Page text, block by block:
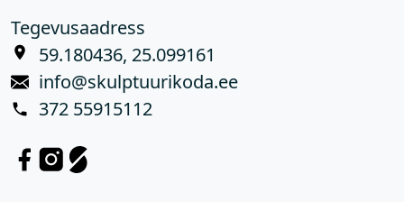
Tegevusaadress
59.180436, 25.099161
info@skulptuurikoda.ee
372 55915112